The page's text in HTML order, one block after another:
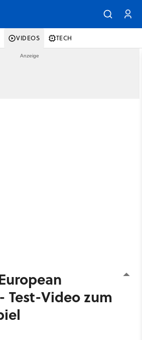
VIDEOS TECH
Test-Video zum